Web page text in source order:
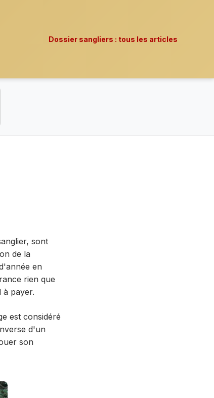
Dossier sangliers : tous les articles
sont
de la
en
rien que
à payer.
est considéré
d'un
son